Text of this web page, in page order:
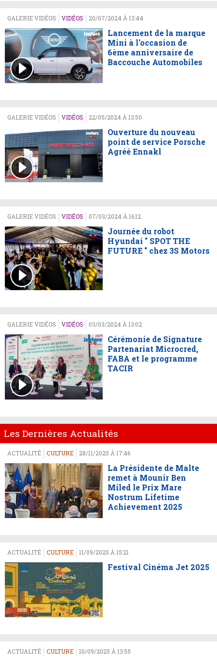
GALERIE VIDÉOS VIDÉOS 20/07/2024 À 13:44
Lancement de la marque
Mini à l'occasion de
6ème anniversaire de
Baccouche Automobiles
GALERIE VIDÉOS VIDÉOS 22/05/2024 À 13:50
Ouverture du nouveau
point de service Porsche
Agréé Ennakl
GALERIE VIDÉOS VIDÉOS 07/03/2024 À 16:12
Journée du robot
Hyundai " SPOT THE
FUTURE " chez 3S Motors
GALERIE VIDÉOS VIDÉOS 03/03/2024 À 13:02
Cérémonie de Signature
Partenariat Microcred,
FABA et le programme
TACIR
Les Dernières Actualités
ACTUALITÉ CULTURE 28/11/2025 À 17:46
La Présidente de Malte
remet à Mounir Ben
Miled le Prix Mare
Nostrum Lifetime
Achievement 2025
ACTUALITÉ CULTURE 11/09/2025 À 15:21
Festival Cinéma Jet 2025
ACTUALITÉ CULTURE 10/09/2025 À 13:55